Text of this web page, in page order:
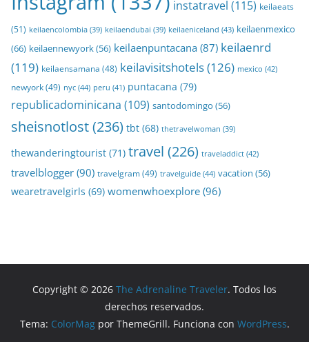
instatravel (115) keilaeats
(51) keilaencolombia (39) keilaendubai (39) keilaeniceland (43) keilaenmexico
(66) keilaennewyork(56) keilaenpuntacana (87) keilaenrd
(119) keilaensamana (48) keilavisitshotels(126) mexico (42)
newyork(49) nyc (44) peru (41) puntacana (79)
republicadominicana (109) santodomingo (56)
sheisnotlost(236) tbt (68) thetravelwoman (39)
thewanderingtourist (71) travel (226) traveladdict (42)
travelblogger (90) travelgram(49) travelguide (44) vacation (56)
wearetravelgirls (69) womenwhoexplore(96)
Copyright © 2026 The Adrenaline Traveler. Todos los
derechos reservados.
Tema: ColorMagpor ThemeGrill. Funciona con WordPress.